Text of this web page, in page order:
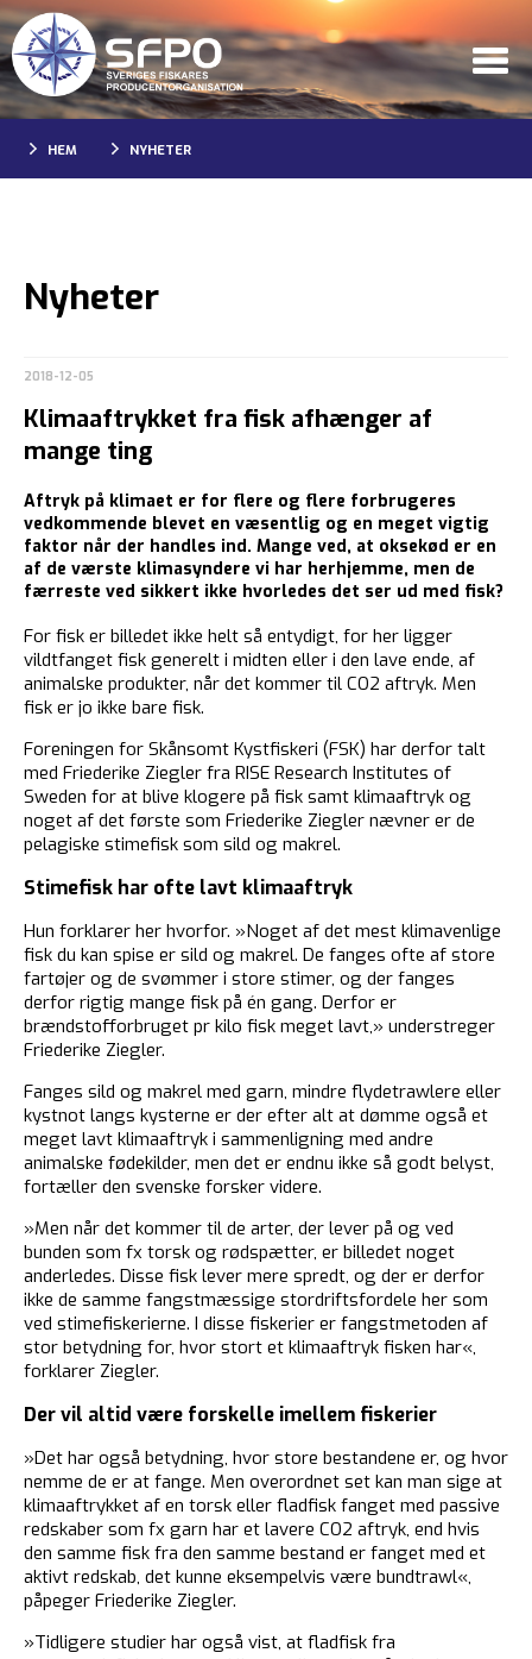
HEM NYHETER
Nyheter
2018-12-05
Klimaaftrykket fra fisk afhænger af
mange ting
Aftryk på klimaet er for flere og flere forbrugeres
vedkommende blevet en væsentlig og en meget vigtig
faktor når der handles ind. Mange ved, at oksekød er en
af de værste klimasyndere vi har herhjemme, men de
færreste ved sikkert ikke hvorledes det ser ud med fisk?
For fisk er billedet ikke helt så entydigt, for her ligger
vildtfanget fisk generelt i midten eller i den lave ende, af
animalske produkter, når det kommer til CO2 aftryk. Men
fisk er jo ikke bare fisk.
Foreningen for Skånsomt Kystfiskeri (FSK) har derfor talt
med Friederike Ziegler fra RISE Research Institutes of
Sweden for at blive klogere på fisk samt klimaaftryk og
noget af det første som Friederike Ziegler nævner er de
pelagiske stimefisk som sild og makrel.
Stimefisk har ofte lavt klimaaftryk
Hun forklarer her hvorfor. »Noget af det mest klimavenlige
fisk du kan spise er sild og makrel. De fanges ofte af store
fartøjer og de svømmer i store stimer, og der fanges
derfor rigtig mange fisk på én gang. Derfor er
brændstofforbruget pr kilo fisk meget lavt,» understreger
Friederike Ziegler.
Fanges sild og makrel med garn, mindre flydetrawlere eller
kystnot langs kysterne er der efter alt at dømme også et
meget lavt klimaaftryk i sammenligning med andre
animalske fødekilder, men det er endnu ikke så godt belyst,
fortæller den svenske forsker videre.
»Men når det kommer til de arter, der lever på og ved
bunden som fx torsk og rødspætter, er billedet noget
anderledes. Disse fisk lever mere spredt, og der er derfor
ikke de samme fangstmæssige stordriftsfordele her som
ved stimefiskerierne. I disse fiskerier er fangstmetoden af
stor betydning for, hvor stort et klimaaftryk fisken har«,
forklarer Ziegler.
Der vil altid være forskelle imellem fiskerier
»Det har også betydning, hvor store bestandene er, og hvor
nemme de er at fange. Men overordnet set kan man sige at
klimaaftrykket af en torsk eller fladfisk fanget med passive
redskaber som fx garn har et lavere CO2 aftryk, end hvis
den samme fisk fra den samme bestand er fanget med et
aktivt redskab, det kunne eksempelvis være bundtrawl«,
påpeger Friederike Ziegler.
»Tidligere studier har også vist, at fladfisk fra